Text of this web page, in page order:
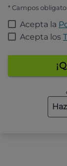
* Campos
Acepta la
Acepta los